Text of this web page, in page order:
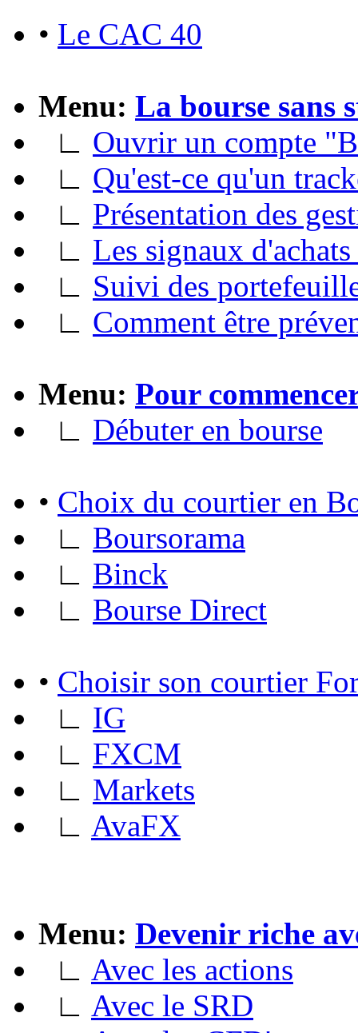
• Le CAC 40
Menu: La bourse sans
∟ Ouvrir un compte
∟ Qu'est-ce qu'un
∟ Présentation des
∟ Les signaux
∟ Suivi des
∟ Comment être
Menu: Pour
∟ Débuter en bourse
• Choix du courtier en
∟ Boursorama
∟ Binck
∟ Bourse Direct
• Choisir son courtier
∟ IG
∟ FXCM
∟ Markets
∟ AvaFX
Menu: Devenir riche
∟ Avec les actions
∟ Avec le SRD